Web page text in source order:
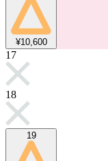
¥10,600
17
18
19